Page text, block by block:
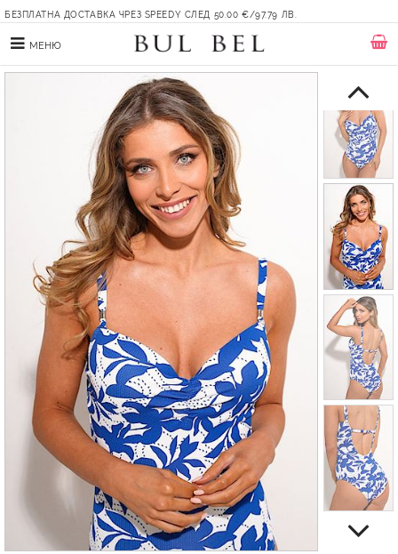
БЕЗПЛАТНА ДОСТАВКА ЧРЕЗ SPEEDY СЛЕД 50.00 €/97.79 ЛВ.
МЕНЮ